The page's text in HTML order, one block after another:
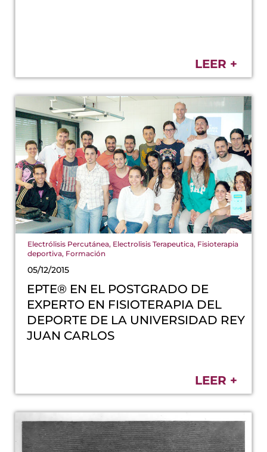
LEER +
Electrólisis Percutánea, Electrolisis Terapeutica, Fisioterapia
deportiva, Formación
05/12/2015
EPTE® EN EL POSTGRADO DE
EXPERTO EN FISIOTERAPIA DEL
DEPORTE DE LA UNIVERSIDAD REY
JUAN CARLOS
LEER +